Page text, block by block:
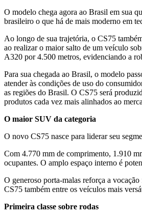
O modelo chega agora ao Brasil em sua
brasileiro o que há de mais moderno em
Ao longo de sua trajetória, o CS75
ao realizar o maior salto de um veículo
A320 por 4.500 metros, evidenciando a
Para sua chegada ao Brasil, o modelo
atender às condições de uso do
as regiões do Brasil. O CS75 será
produtos cada vez mais alinhados ao
O maior SUV da categoria
O novo CS75 nasce para liderar seu
Com 4.770 mm de comprimento, 1.910
ocupantes. O amplo espaço interno é
O generoso porta-malas reforça a
CS75 também entre os veículos mais
Primeira classe sobre rodas